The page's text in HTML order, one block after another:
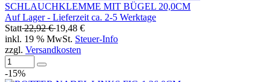
SCHLAUCHKLEMME MIT BÜGEL 20,0CM
Auf Lager - Lieferzeit ca. 2-5 Werktage
Statt22,92 €19,48 €
inkl. 19 % MwSt. Steuer-Info
zzgl. Versandkosten
-15%